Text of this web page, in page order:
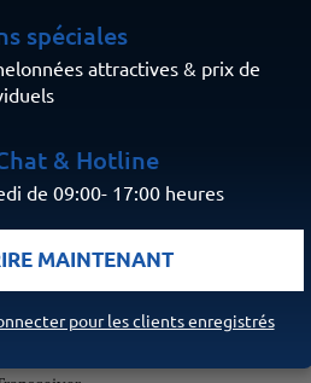
TRI ARTICLE PAR PAGE
spéciales
attractives & prix de
& Hotline
de 09:00- 17:00 heures
MAINTENANT
pour les clients enregistrés